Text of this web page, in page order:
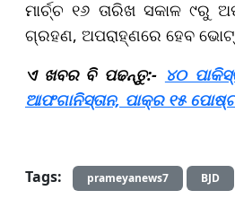
ମାର୍ଚ୍ଚ ୧୬ ତାରିଖ ସକାଳ ୯ରୁ
ଗ୍ରହଣ, ଅପରାହ୍ଣରେ ହେବ ଭୋଟ୍
ଏ ଖବର ବି ପଢନ୍ତୁ:- ୪୦
ଆଫଗାନିସ୍ତାନ, ପାକ୍‌ର ୧୫
Tags: prameyanews7 BJD